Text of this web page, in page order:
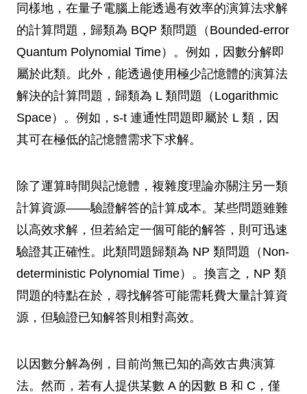
同樣地，在量子電腦上能透過有效率的演算法求解
的計算問題，歸類為 BQP 類問題（Bounded-error
Quantum Polynomial Time）。例如，因數分解即
屬於此類。此外，能透過使用極少記憶體的演算法
解決的計算問題，歸類為 L 類問題（Logarithmic
Space）。例如，s-t 連通性問題即屬於 L 類，因
其可在極低的記憶體需求下求解。
除了運算時間與記憶體，複雜度理論亦關注另一類
計算資源——驗證解答的計算成本。某些問題雖難
以高效求解，但若給定一個可能的解答，則可迅速
驗證其正確性。此類問題歸類為 NP 類問題（Non-
deterministic Polynomial Time）。換言之，NP 類
問題的特點在於，尋找解答可能需耗費大量計算資
源，但驗證已知解答則相對高效。
以因數分解為例，目前尚無已知的高效古典演算
法。然而，若有人提供某數 A 的因數 B 和 C，僅